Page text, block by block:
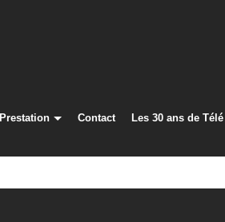
Prestation Contact Les 30 ans de